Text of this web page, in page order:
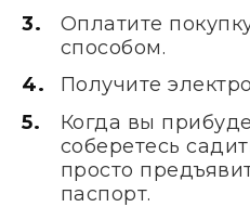
Оплатите
способом.
Получите
Когда вы
соберетесь
просто
паспорт.